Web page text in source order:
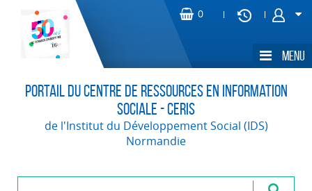
Portail du Centre de Ressources en Information
Sociale - CERIS
de l'Institut du Développement Social (IDS)
Normandie